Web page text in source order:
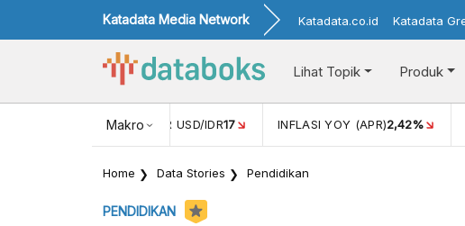
Katadata Media Network Katadata.co.id Katadata
Lihat Topik Produk
Makro
NILAI TUKAR USD/IDR17 INFLASI YOY (APR)2,42%
Home Data Stories Pendidikan
PENDIDIKAN